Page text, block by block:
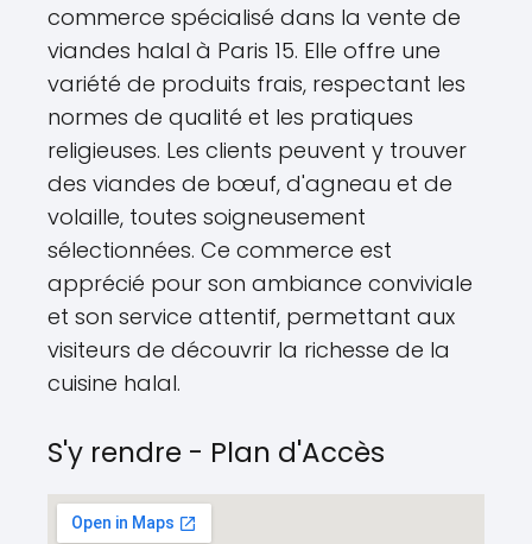
commerce spécialisé dans la vente de
viandes halal à Paris 15. Elle offre une
variété de produits frais, respectant les
normes de qualité et les pratiques
religieuses. Les clients peuvent y trouver
des viandes de bœuf, d'agneau et de
volaille, toutes soigneusement
sélectionnées. Ce commerce est
apprécié pour son ambiance conviviale
et son service attentif, permettant aux
visiteurs de découvrir la richesse de la
cuisine halal.
S'y rendre - Plan d'Accès